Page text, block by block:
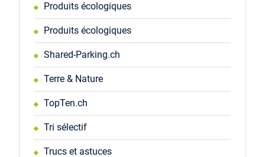
Produits écologiques
Produits écologiques
Shared-Parking.ch
Terre & Nature
TopTen.ch
Tri sélectif
Trucs et astuces